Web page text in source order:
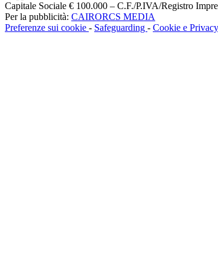
Capitale Sociale € 100.000 – C.F./P.IVA/Registro
Per la pubblicità: CAIRORCS MEDIA
Preferenze sui cookie - Safeguarding - Cookie e